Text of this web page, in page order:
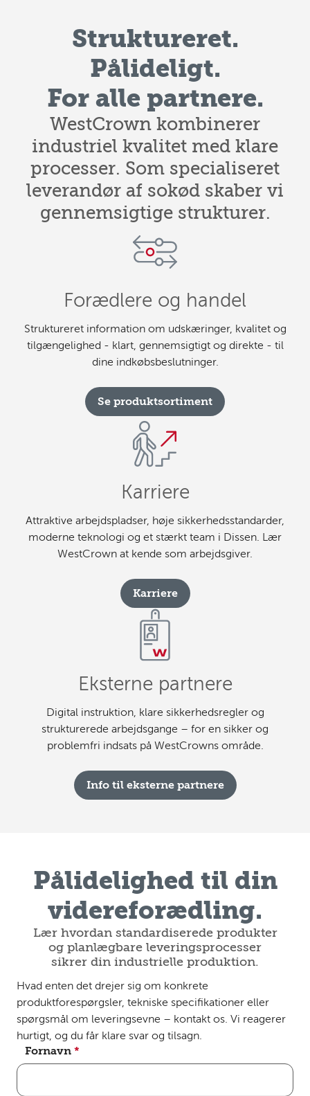
Struktureret.
Pålideligt.
For alle partnere.
WestCrown kombinerer
industriel kvalitet med klare
processer. Som specialiseret
leverandør af sokød skaber vi
gennemsigtige strukturer.
Forædlere og handel
Struktureret information om udskæringer, kvalitet og
tilgængelighed - klart, gennemsigtigt og direkte - til
dine indkøbsbeslutninger.
Se produktsortiment
Karriere
Attraktive arbejdspladser, høje sikkerhedsstandarder,
moderne teknologi og et stærkt team i Dissen. Lær
WestCrown at kende som arbejdsgiver.
Karriere
Eksterne partnere
Digital instruktion, klare sikkerhedsregler og
strukturerede arbejdsgange – for en sikker og
problemfri indsats på WestCrowns område.
Info til eksterne partnere
Pålidelighed til din
videreforædling.
Lær hvordan standardiserede produkter
og planlægbare leveringsprocesser
sikrer din industrielle produktion.
Hvad enten det drejer sig om konkrete
produktforespørgsler, tekniske specifikationer eller
spørgsmål om leveringsevne – kontakt os. Vi reagerer
hurtigt, og du får klare svar og tilsagn.
Fornavn *